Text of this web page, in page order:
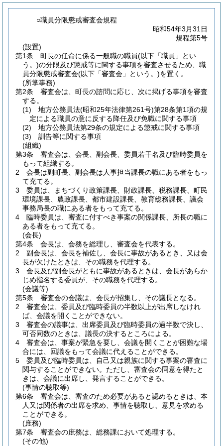
○職員分限懲戒審査会規程
昭和54年3月31日
規程第5号
(設置)
第1条
町長の任命に係る一般職の職員(以下「職員」とい
う。)の分限及び懲戒等に関する事項を審査させるため、職
員分限懲戒審査会(以下「審査会」という。)を置く。
(所掌事務)
第2条
審査会は、町長の諮問に応じ、次に掲げる事項を審査
する。
(1)
地方公務員法(昭和25年法律第261号)第28条第1項の規
定による職員の意に反する降任及び免職に関する事項
(2)
地方公務員法第29条の規定による懲戒に関する事項
(3)
訓告等に関する事項
(組織)
第3条
審査会は、会長、副会長、委員若干名及び臨時委員を
もって組織する。
2
会長は副町長、副会長は人事担当課長の職にある者をもっ
て充てる。
3
委員は、まちづくり政策課長、財政課長、税務課長、町民
環境課長、農政課長、都市建設課長、教育総務課長、議会
事務局長の職にある者をもって充てる。
4
臨時委員は、審査に付すべき事案の関係課長、所長の職に
ある者をもって充てる。
(会長)
第4条
会長は、会務を総理し、審査会を代表する。
2
副会長は、会長を補佐し、会長に事故があるとき、又は会
長が欠けたときは、その職務を代理する。
3
会長及び副会長がともに事故があるときは、会長があらか
じめ指名する委員が、その職務を代理する。
(会議等)
第5条
審査会の会議は、会長が招集し、その議長となる。
2
審査会は、委員及び臨時委員の半数以上が出席しなけれ
ば、会議を開くことができない。
3
審査会の議事は、出席委員及び臨時委員の過半数で決し、
可否同数のときは、議長の決するところによる。
4
審査会は、事案が緊急を要し、会議を開くことが困難な場
合には、回議をもって会議に代えることができる。
5
委員及び臨時委員は、自己又は親族に関する事案の審査に
関与することができない。 ただし、審査会の同意を得たと
きは、会議に出席し、発言することができる。
(事情の聴取等)
第6条
審査会は、審査のため必要があると認めるときは、本
人又は関係者の出席を求め、事情を聴取し、意見を求める
ことができる。
(庶務)
第7条
審査会の庶務は、総務課において処理する。
(その他)